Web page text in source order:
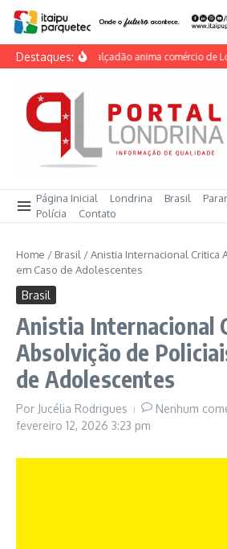
Ir para o conteúdo
Destaques:Dia do Calçadão anima comércio de
Página Inicial Londrina Brasil
Polícia
Contato
Home / Brasil /Anistia Internacional Critica
em Caso de Adolescentes
Brasil
Anistia Internacional
Absolvição de
de Adolescentes
Por Jucélia Rodrigues
Nenhum
fevereiro 12, 2026 3:23 pm